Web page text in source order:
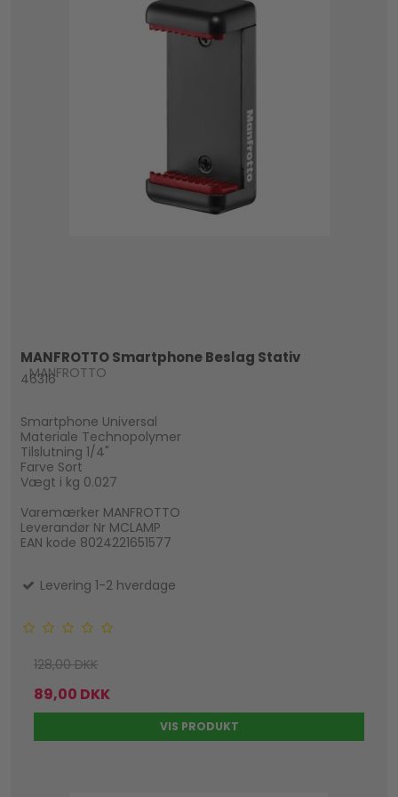
MANFROTTO Smartphone Beslag Stativ
MANFROTTO
46316
Smartphone Universal
Materiale Technopolymer
Tilslutning 1/4"
Farve Sort
Vægt i kg 0.027
Varemærker MANFROTTO
Leverandør Nr MCLAMP
EAN kode 8024221651577
Levering 1-2 hverdage
128,00 DKK
89,00 DKK
VIS PRODUKT